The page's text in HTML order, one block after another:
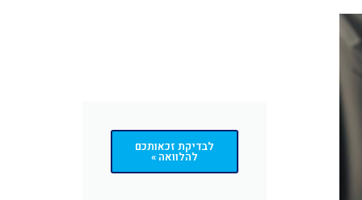
לבדיקת זכאותכם
להלוואה »